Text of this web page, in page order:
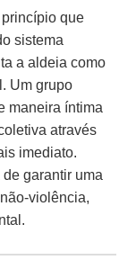
que
sistema
a aldeia como
Um grupo
maneira íntima
através
imediato.
garantir uma
violência,